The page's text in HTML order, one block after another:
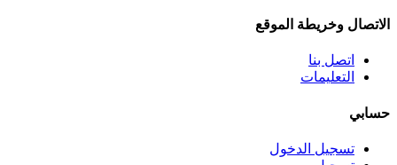
الاتصال وخريطة الموقع
اتصل بنا
التعليمات
حسابي
تسجيل الدخول